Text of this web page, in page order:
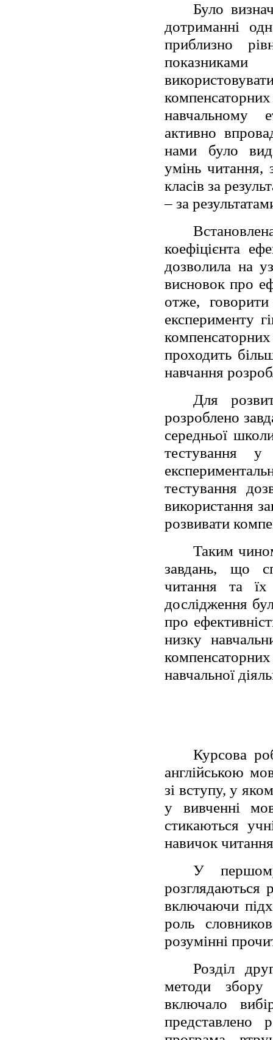
Було
дотриманні
приблизно
навчальному
активно
нами було
умінь читання,
класів за
– за
коефіцієнта
дозволила на
висновок про
отже,
експерименту
проходить
навчання
Для
розроблено
середньої
тестування
тестування
використання
розвивати
Таким
завдань, що
читання та їх
дослідження
про
низку
навчальної
Курсова
англійською
зі вступу, у
у вивченні
стикаються
навичок
У
розглядаються
включаючи
роль
розумінні
Розділ
методи збору
включало
представлено